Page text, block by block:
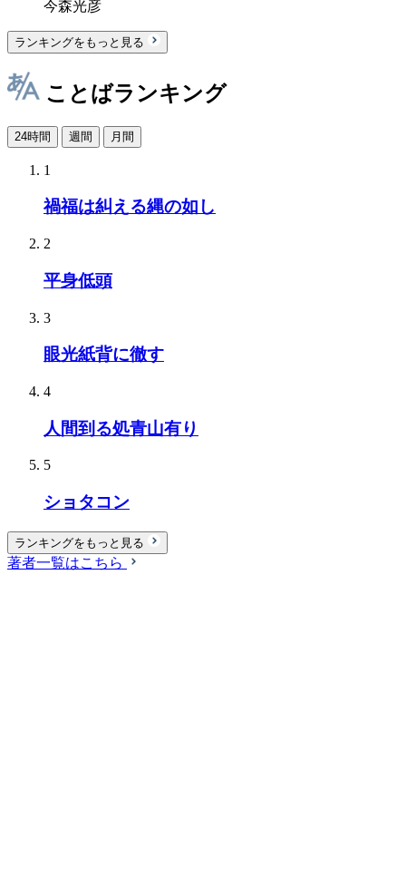
今森光彦
ランキングをもっと見る
ことばランキング
24時間 週間 月間
1
禍福は糾える縄の如し
2
平身低頭
3
眼光紙背に徹す
4
人間到る処青山有り
5
ショタコン
ランキングをもっと見る
著者一覧はこちら